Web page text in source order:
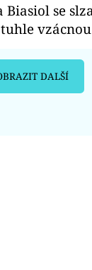
Biasiol se
DALŠÍ